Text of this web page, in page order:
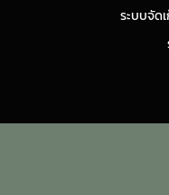
ระบบจัด